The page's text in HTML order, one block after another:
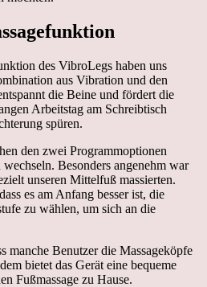
des VibroLegs haben uns
aus Vibration und den
die Beine und fördert die
Arbeitstag am Schreibtisch
spüren.
den zwei Programmoptionen
Besonders angenehm war
unseren Mittelfuß massierten.
es am Anfang besser ist, die
zu wählen, um sich an die
manche Benutzer die Massageköpfe
bietet das Gerät eine bequeme
Fußmassage zu Hause.